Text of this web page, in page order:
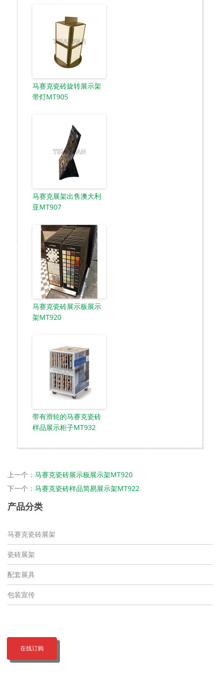
马赛克瓷砖旋转展示架
带灯MT905
马赛克展架出售澳大利
亚MT907
马赛克瓷砖展示板展示
架MT920
带有滑轮的马赛克瓷砖
样品展示柜子MT932
上一个： 马赛克瓷砖展示板展示架MT920
下一个： 马赛克瓷砖样品简易展示架MT922
产品分类
马赛克瓷砖展架
瓷砖展架
配套展具
包装宣传
在线订购